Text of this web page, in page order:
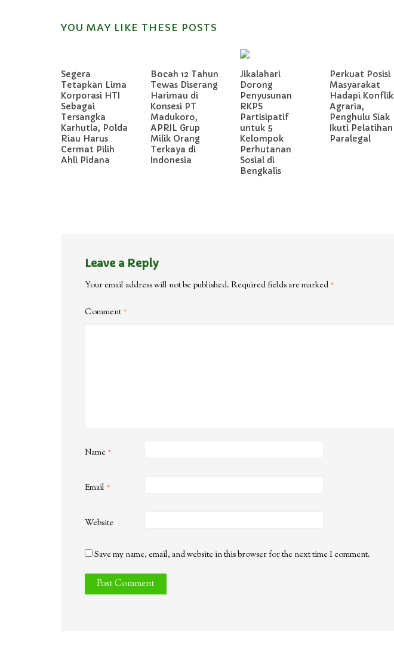
YOU MAY LIKE THESE POSTS
Segera
Tetapkan Lima
Korporasi HTI
Sebagai
Tersangka
Karhutla, Polda
Riau Harus
Cermat Pilih
Ahli Pidana
Bocah 12 Tahun
Tewas Diserang
Harimau di
Konsesi PT
Madukoro,
APRIL Grup
Milik Orang
Terkaya di
Indonesia
Jikalahari
Dorong
Penyusunan
RKPS
Partisipatif
untuk 5
Kelompok
Perhutanan
Sosial di
Bengkalis
Perkuat Posisi
Masyarakat
Hadapi Konflik
Agraria,
Penghulu Siak
Ikuti Pelatihan
Paralegal
Leave a Reply
Your email address will not be published. Required fields are marked *
Comment*
Name *
Email *
Website
Save my name, email, and website in this browser for the next time I comment.